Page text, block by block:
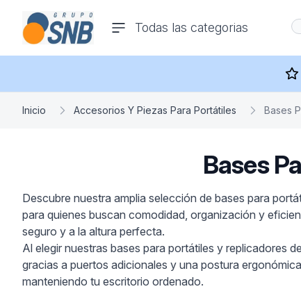
Todas las categorias
Y
comercioseguro.es
Inicio Accesorios Y Piezas Para Portátiles Bases
Bases
Descubre nuestra amplia selección de bases para
para quienes buscan comodidad, organización y
seguro y a la altura perfecta.
Al elegir nuestras bases para portátiles y replicadores
gracias a puertos adicionales y una postura
manteniendo tu escritorio ordenado.